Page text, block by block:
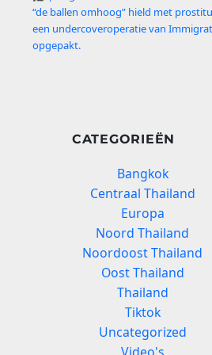
“de ballen omhoog” hield met
een undercoveroperatie van
opgepakt.
CATEGORIEËN
Bangkok
Centraal Thailand
Europa
Noord Thailand
Noordoost Thailand
Oost Thailand
Thailand
Tiktok
Uncategorized